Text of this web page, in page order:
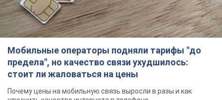
5 часов назад 38,1 т.
"Работаем над тем, чтобы получить
комплекты с ракетами для ПВО": Зеленский
заслушал доклад Драпатого и объявил о
вопросы в украинской армии